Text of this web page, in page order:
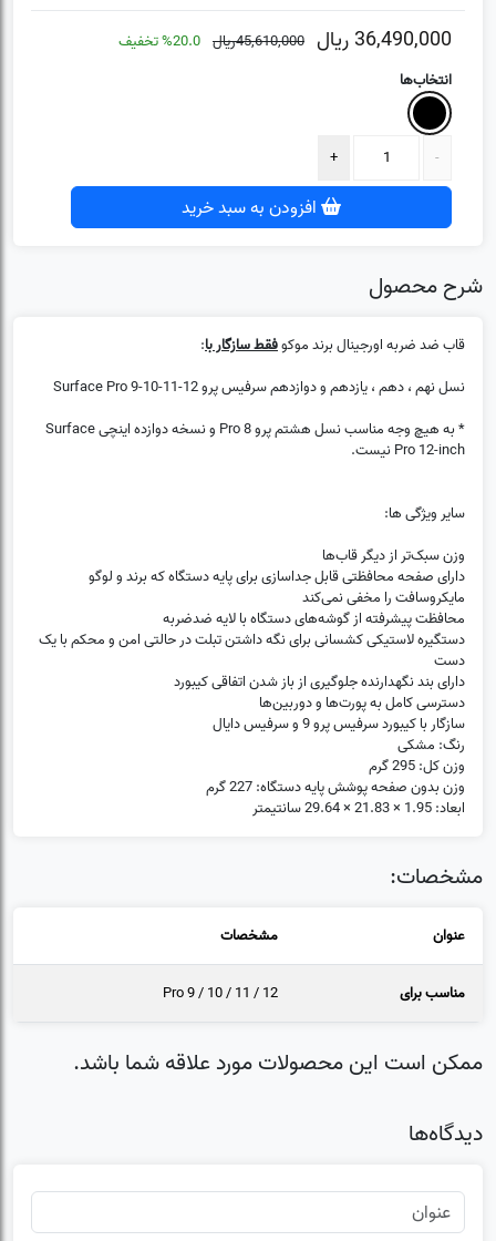
36,490,000 ریال 45,610,000ریال %20.0تخفیف
انتخاب‌ها
شرح محصول
قاب ضد ضربه اورجینال برند موکوفقط سازگار با:
نسل نهم ، دهم ، یازدهم و دوازدهم سرفیس پرو Surface Pro 9-10-11-12
* به هیچ وجه مناسب نسل هشتم پرو Pro 8 و نسخه دوازده اینچی Surface
Pro 12-inch نیست.
سایر ویژگی ها:
وزن سبک‌تر از دیگر قاب‌ها
دارای صفحه محافظتی قابل جداسازی برای پایه دستگاه که برند و لوگو
مایکروسافت را مخفی نمی‌کند
محافظت پیشرفته از گوشه‌های دستگاه با لایه ضدضربه
دستگیره لاستیکی کشسانی برای نگه داشتن تبلت در حالتی امن و محکم با یک
دست
دارای بند نگهدارنده جلوگیری از باز شدن اتفاقی کیبورد
دسترسی کامل به پورت‌ها و دوربین‌ها
سازگار با کیبورد سرفیس پرو 9 و سرفیس دایال
رنگ: مشکی
وزن کل: 295 گرم
وزن بدون صفحه پوشش پایه دستگاه: 227 گرم
ابعاد: 1.95 × 21.83 × 29.64 سانتیمتر
مشخصات:
عنوان مشخصات
مناسب برای Pro 9 / 10 / 11 / 12
ممکن است این محصولات مورد علاقه شما باشد.
دیدگاه‌ها